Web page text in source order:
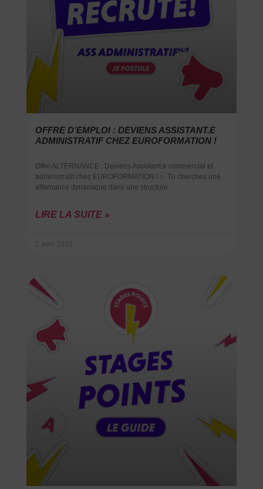
OFFRE D’EMPLOI : DEVIENS ASSISTANT.E
ADMINISTRATIF CHEZ EUROFORMATION !
Offre ALTERNANCE : Deviens Assistant.e commercial et
administratif chez EUROFORMATION ! ✨ Tu cherches une
alternance dynamique dans une structure
LIRE LA SUITE »
1 avril 2025